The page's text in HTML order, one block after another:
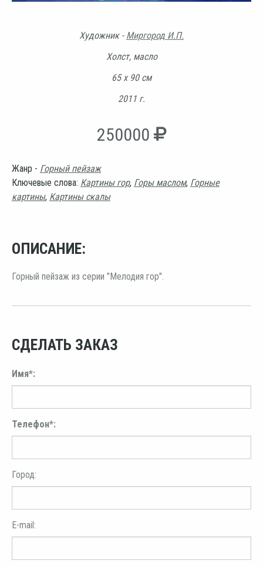
Художник - Миргород И.П.
Холст, масло
65 х 90 см
2011 г.
250000
Жанр - Горный пейзаж
Ключевые слова: Картины гор, Горы маслом, Горные
картины, Картины скалы
ОПИСАНИЕ:
Горный пейзаж из серии "Мелодия гор".
СДЕЛАТЬ ЗАКАЗ
Имя*:
Телефон*:
Город:
E-mail: